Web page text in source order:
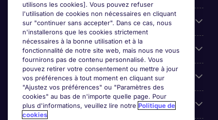
Parcourir nos offres
Cookie settings
Espace Entreprises
Qui Sommes-Nous ?
utilisons les cookies]. Vous pouvez refuser
l'utilisation de cookies non nécessaires en cliquant
sur "continuer sans accepter". Dans ce cas, nous
n'installerons que les cookies strictement
nécessaires à la bonne utilisation et à la
fonctionnalité de notre site web, mais nous ne vous
fournirons pas de contenu personnalisé. Vous
pouvez retirer votre consentement ou mettre à jour
vos préférences à tout moment en cliquant sur
"Ajustez vos préférences" ou "Paramètres des
cookies" au bas de n'importe quelle page. Pour
plus d'informations, veuillez lire notre Politique de
cookies